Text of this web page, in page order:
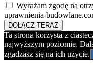
Wyrażam zgodę na
uprawnienia-
DOŁĄCZ TERAZ
Ta strona korzysta z
najwyższym poziomie.
zgadzasz się na ich użycie.